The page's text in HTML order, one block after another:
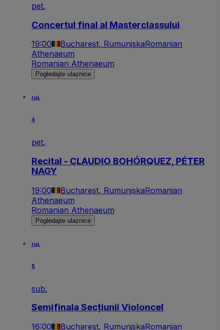
pet.
Concertul final al Masterclassului
19:00 Bucharest, RumunjskaRomanian
Athenaeum
Romanian Athenaeum
Pogledajte ulaznice
ruj.
4
pet.
Recital - CLAUDIO BOHÓRQUEZ, PÉTER
NAGY
19:00 Bucharest, RumunjskaRomanian
Athenaeum
Romanian Athenaeum
Pogledajte ulaznice
ruj.
5
sub.
Semifinala Secțiunii Violoncel
16:00 Bucharest, RumunjskaRomanian